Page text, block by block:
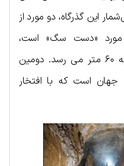
این گذرگاه، دو مورد از
مورد «دست سگ» است،
استالاگمیت بلندی که ارتفاع آن به ۶۰ متر می رسد. دومین
جهان است که با افتخار